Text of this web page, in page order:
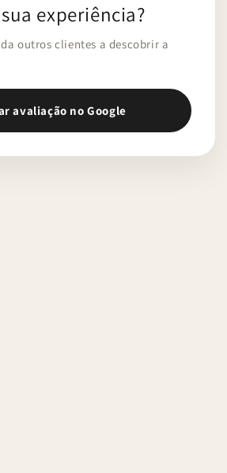
experiência?
outros clientes a descobrir a
avaliação no Google